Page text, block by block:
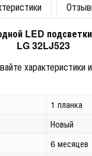
LED
LG 32LJ523
характеристики
1 планка
Новый
6 месяцев